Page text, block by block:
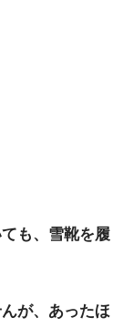
も、雪靴を履
が、あったほ